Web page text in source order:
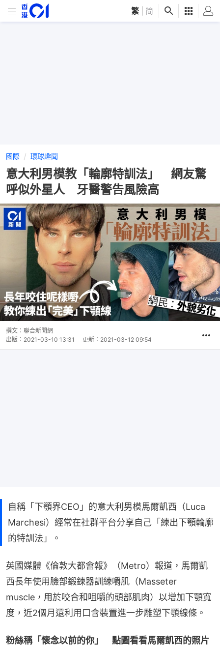
繁 简
國際 環球趣聞
意大利男模教「輪廓特訓法」 網友驚
呼似外星人 牙醫警告風險高
撰文： 聯合新聞網
出版： 2021-03-10 13:31 更新： 2021-03-12 09:54
自稱「下顎界CEO」的意大利男模馬爾凱西（Luca
Marchesi）經常在社群平台分享自己「練出下顎輪廓
的特訓法」。
英國媒體《倫敦大都會報》（Metro）報道，馬爾凱
西長年使用臉部鍛鍊器訓練嚼肌（Masseter
muscle，用於咬合和咀嚼的頭部肌肉）以增加下顎寬
度，近2個月還利用口含裝置進一步雕塑下顎線條。
粉絲稱「懷念以前的你」　點圖看看馬爾凱西的照片